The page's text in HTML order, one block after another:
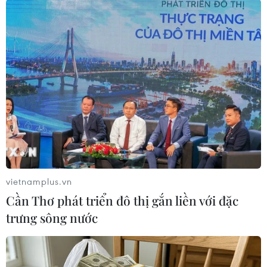
(TTXVN/Vietnam+)
#Daniel Noboa
#Tổng thống Ecuador
#Guillermo Lasso
#Alvaro Noboa #doanh nhân
vietnamplus.vn
Cần Thơ phát triển đô thị gắn liền với đặc
trưng sông nước